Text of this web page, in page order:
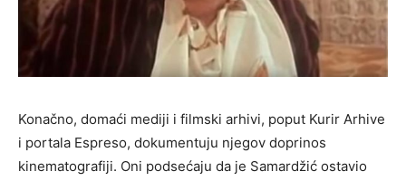
Konačno, domaći mediji i filmski arhivi, poput Kurir Arhive
i portala Espreso, dokumentuju njegov doprinos
kinematografiji. Oni podsećaju da je Samardžić ostavio